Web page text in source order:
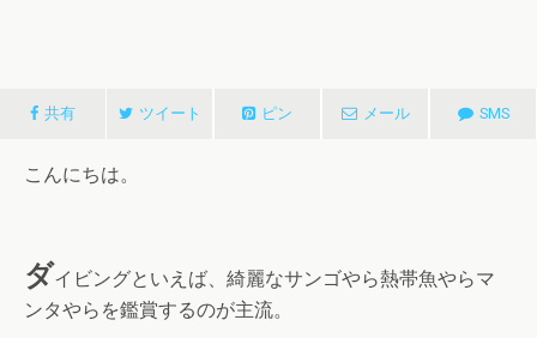
共有 ツイート ピン メール SMS
こんにちは。
ダイビングといえば、綺麗なサンゴやら熱帯魚やらマ
ンタやらを鑑賞するのが主流。